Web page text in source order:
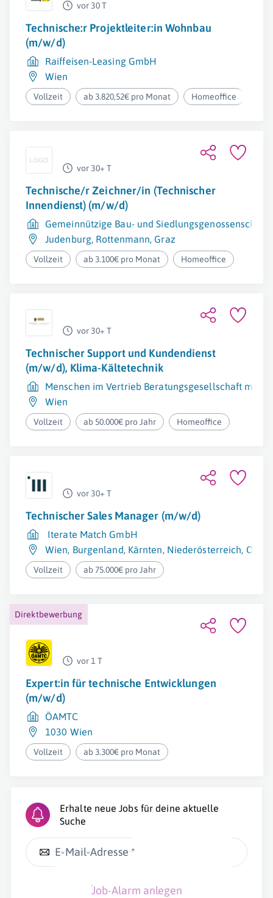
vor 30 T
Technische:r Projektleiter:in Wohnbau
(m/w/d)
Raiffeisen-Leasing GmbH
Wien
Vollzeit ab 3.820,52€ pro Monat Homeoffice
vor 30+ T
Technische/r Zeichner/in (Technischer
Innendienst) (m/w/d)
Gemeinnützige Bau- und Siedlungsgenossenschaft
Judenburg, Rottenmann, Graz
Vollzeit ab 3.100€ pro Monat Homeoffice
vor 30+ T
Technischer Support und Kundendienst
(m/w/d), Klima-Kältetechnik
Menschen im Vertrieb Beratungsgesellschaft mbH
Wien
Vollzeit ab 50.000€ pro Jahr Homeoffice
vor 30+ T
Technischer Sales Manager (m/w/d)
Iterate Match GmbH
Wien, Burgenland, Kärnten, Niederösterreich,
Vollzeit ab 75.000€ pro Jahr
Direktbewerbung
vor 1 T
Expert:in für technische Entwicklungen
(m/w/d)
ÖAMTC
1030 Wien
Vollzeit ab 3.300€ pro Monat
Erhalte neue Jobs für deine aktuelle
Suche
E-Mail-Adresse *
Job-Alarm anlegen